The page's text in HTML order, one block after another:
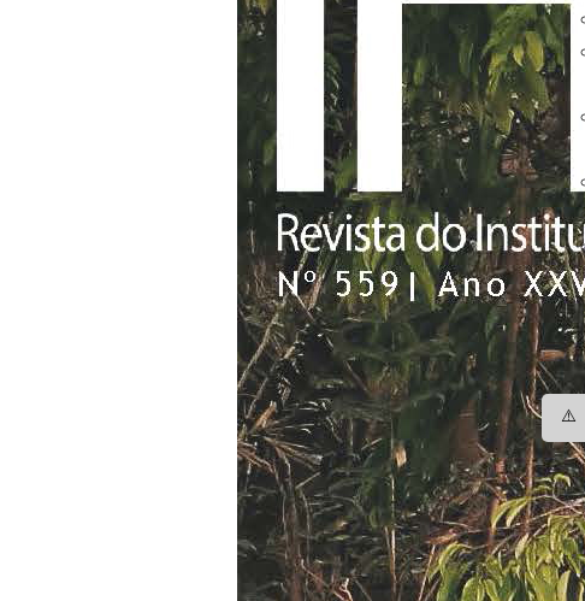
⚠️